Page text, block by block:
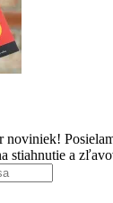
noviniek!
stiahnutie a